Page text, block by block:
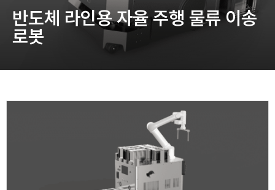
웹사이트 - (주)세스코
제품디자인 - 삼성전자㈜
동영상, CI - 카피어랜드㈜
동영상, 홈페이지 - (주)분독
패키지, 디자인 - 고려은단
동영상 - (주)듀오백
동영상 - ㈜고피자
동영상 - 모모스커피㈜
동영상 - 삼양홀딩스
동영상 - 킷캣
반도체 라인용 자율 주행 물류 이송
로봇